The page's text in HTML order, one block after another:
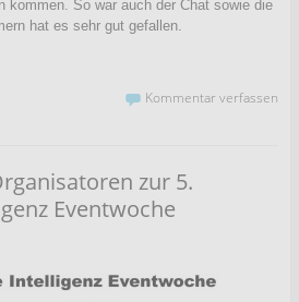
kommen. So war auch der Chat sowie die
hat es sehr gut gefallen.
Kommentar verfassen
zur 5.
Eventwoche